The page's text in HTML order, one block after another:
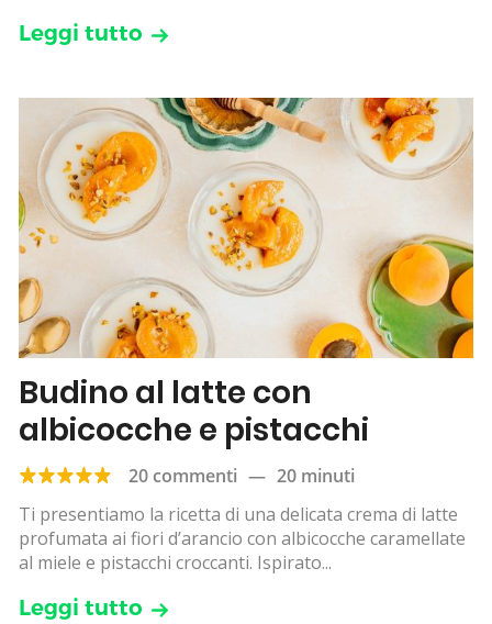
Leggi tutto
Budino al latte con
albicocche e pistacchi
20 commenti — 20 minuti
Ti presentiamo la ricetta di una delicata crema di latte
profumata ai fiori d’arancio con albicocche caramellate
al miele e pistacchi croccanti. Ispirato...
Leggi tutto